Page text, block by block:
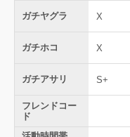
ガチヤグラ X
ガチホコ X
ガチアサリ S+
フレンドコー
ド